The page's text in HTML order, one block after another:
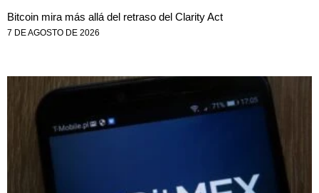
Bitcoin mira más allá del retraso del Clarity Act
7 DE AGOSTO DE 2026